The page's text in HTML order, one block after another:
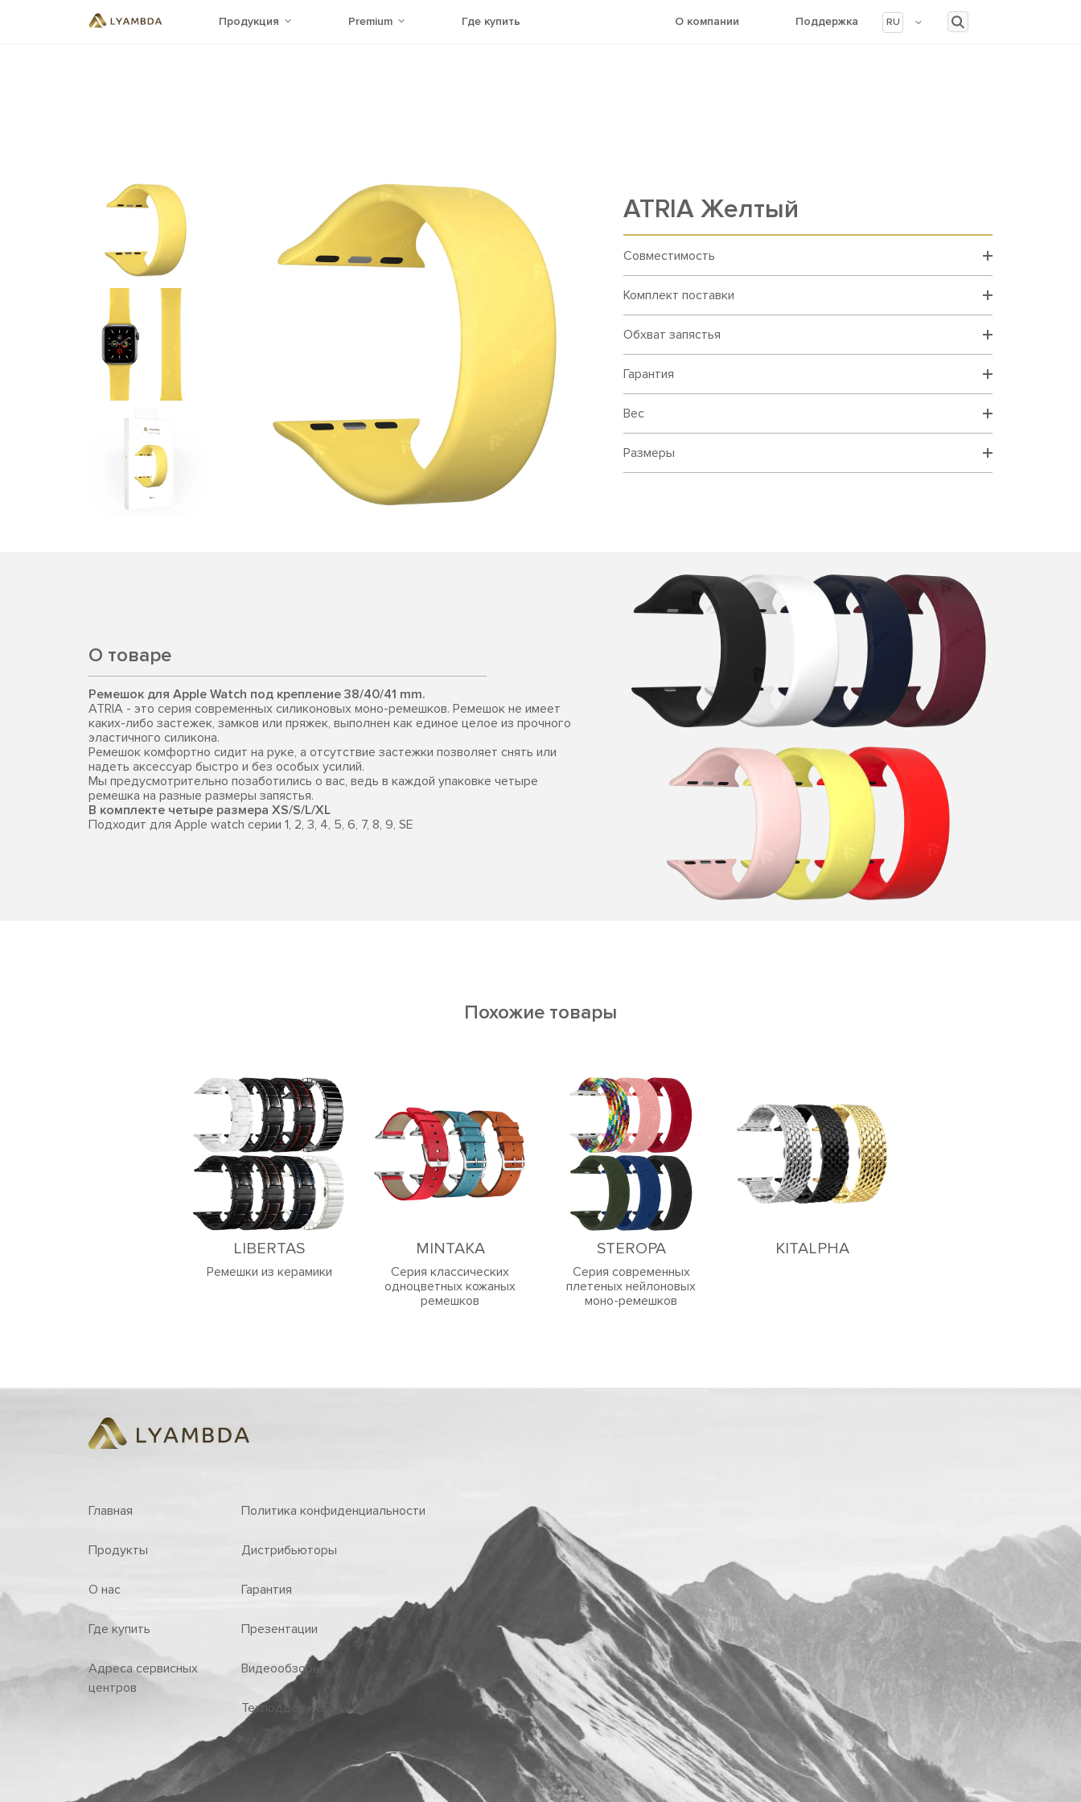
Продукция Premium Где купить О компании Поддержка RU
ATRIA Желтый
Совместимость
Комплект поставки
Обхват запястья
Гарантия
Вес
Размеры
О товаре
Ремешок для Apple Watch под крепление 38/40/41 mm.
ATRIA - это серия современных силиконовых моно-ремешков. Ремешок не имеет
каких-либо застежек, замков или пряжек, выполнен как единое целое из прочного
эластичного силикона.
Ремешок комфортно сидит на руке, а отсутствие застежки позволяет снять или
надеть аксессуар быстро и без особых усилий.
Мы предусмотрительно позаботились о вас, ведь в каждой упаковке четыре
ремешка на разные размеры запястья.
В комплекте четыре размера XS/S/L/XL
Подходит для Apple watch серии 1, 2, 3, 4, 5, 6, 7, 8, 9, SE
Похожие товары
LIBERTAS
Ремешки из керамики
MINTAKA
Серия классических
одноцветных кожаных
ремешков
STEROPA
Cерия современных
плетеных нейлоновых
моно-ремешков
KITALPHA
Главная
Продукты
О нас
Где купить
Адреса сервисных
центров
Политика конфиденциальности
Дистрибьюторы
Гарантия
Презентации
Видеообзоры
Техподдержка